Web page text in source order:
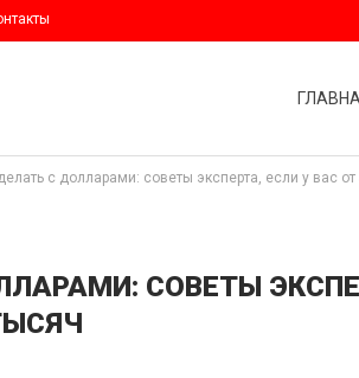
с долларами: советы эксперта, если у вас
СОВЕТЫ